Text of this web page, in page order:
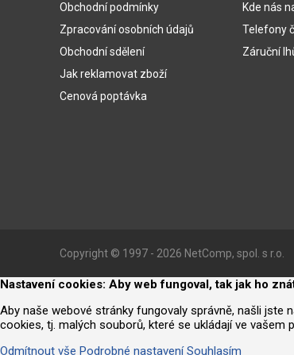
Obchodní podmínky
Zpracování osobních údajů
Obchodní sdělení
Jak reklamovat zboží
Cenová poptávka
Kde nás
Telefony
Záruční
Copyright © 1997 - 2026 NetComp, spol. s r.o.
Nastavení cookies: Aby web fungoval, tak jak ho
Aby naše webové stránky fungovaly správně, našli
cookies, tj. malých souborů, které se ukládají ve vašem
Odmítnout vše Podrobné nastavení Souhlasím